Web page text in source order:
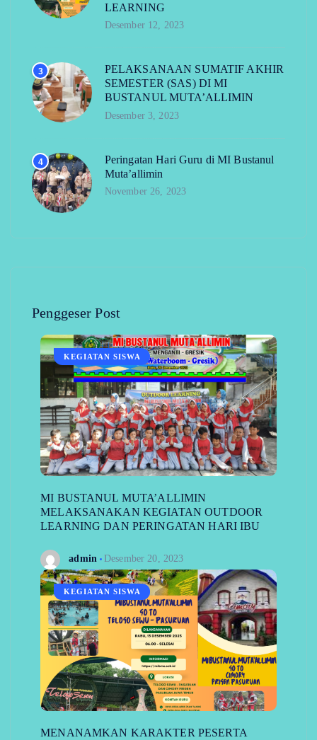
LEARNING
Desember 12, 2023
3
PELAKSANAAN SUMATIF AKHIR
SEMESTER (SAS) DI MI
BUSTANUL MUTA’ALLIMIN
Desember 3, 2023
4
Peringatan Hari Guru di MI Bustanul
Muta’allimin
November 26, 2023
Penggeser Post
KEGIATAN SISWA
MI BUSTANUL MUTA’ALLIMIN
MELAKSANAKAN KEGIATAN OUTDOOR
LEARNING DAN PERINGATAN HARI IBU
admin Desember 20, 2023
KEGIATAN SISWA
MENANAMKAN KARAKTER PESERTA